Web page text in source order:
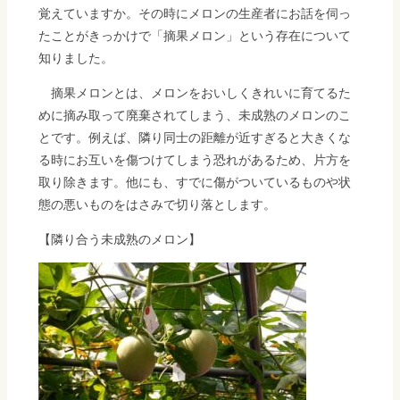
覚えていますか。その時にメロンの生産者にお話を伺っ
たことがきっかけで「摘果メロン」という存在について
知りました。
摘果メロンとは、メロンをおいしくきれいに育てるた
めに摘み取って廃棄されてしまう、未成熟のメロンのこ
とです。例えば、隣り同士の距離が近すぎると大きくな
る時にお互いを傷つけてしまう恐れがあるため、片方を
取り除きます。他にも、すでに傷がついているものや状
態の悪いものをはさみで切り落とします。
【隣り合う未成熟のメロン】